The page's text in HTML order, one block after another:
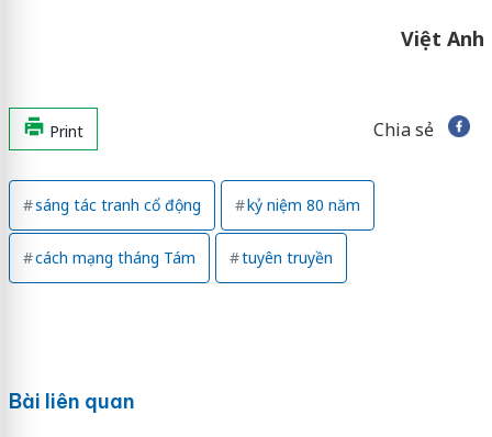
Việt Anh
Print Chia sẻ
sáng tác tranh cổ động kỷ niệm 80 năm
cách mạng tháng Tám tuyên truyền
Bài liên quan